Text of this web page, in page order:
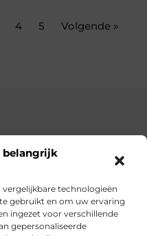
belangrijk
technologieën
gebruikt en om uw ervaring
ingezet voor verschillende
gepersonaliseerde
4 5 Volgende »
die inspireren, impact die
blogs en artikelen over
stukje beter maken.